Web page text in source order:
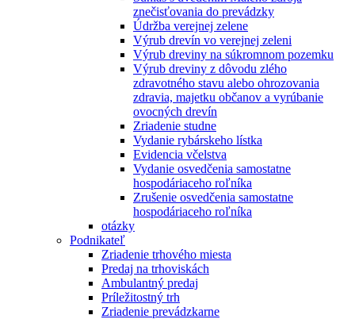
znečisťovania do prevádzky
Údržba verejnej zelene
Výrub drevín vo verejnej zeleni
Výrub dreviny na súkromnom pozemku
Výrub dreviny z dôvodu zlého
zdravotného stavu alebo ohrozovania
zdravia, majetku občanov a vyrúbanie
ovocných drevín
Zriadenie studne
Vydanie rybárskeho lístka
Evidencia včelstva
Vydanie osvedčenia samostatne
hospodáriaceho roľníka
Zrušenie osvedčenia samostatne
hospodáriaceho roľníka
otázky
Podnikateľ
Zriadenie trhového miesta
Predaj na trhoviskách
Ambulantný predaj
Príležitostný trh
Zriadenie prevádzkarne